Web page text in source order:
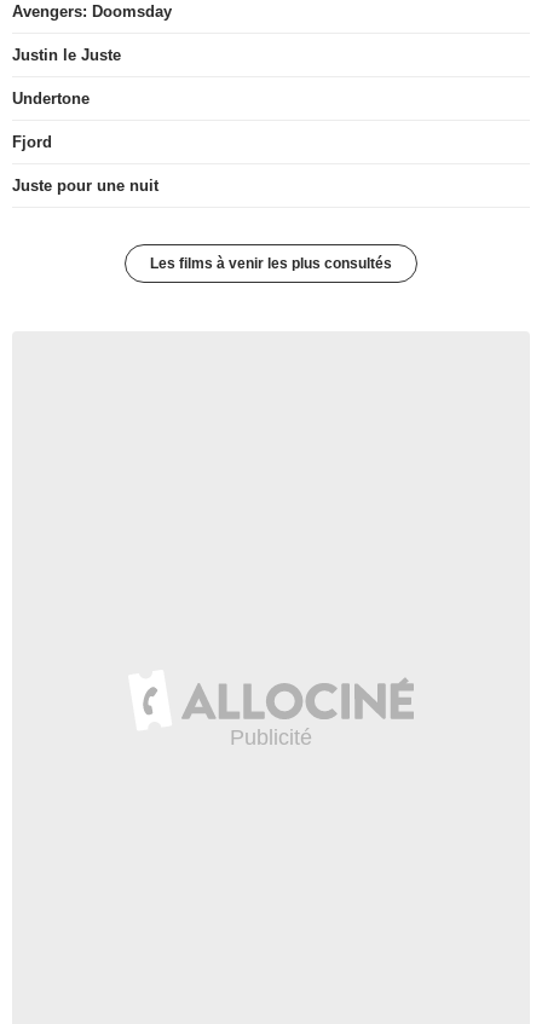
Avengers: Doomsday
Justin le Juste
Undertone
Fjord
Juste pour une nuit
Les films à venir les plus consultés